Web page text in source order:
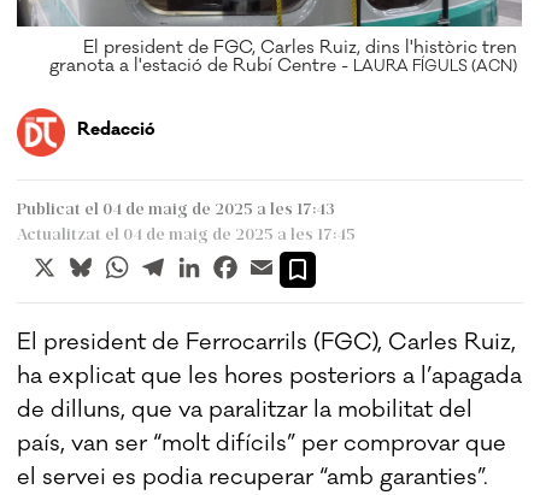
El president de FGC, Carles Ruiz, dins l'històric tren
granota a l'estació de Rubí Centre - LAURA FÍGULS (ACN)
Redacció
Publicat el 04 de maig de 2025 a les 17:43
Actualitzat el 04 de maig de 2025 a les 17:45
X BlueskyWhatsApp
TelegramLinkedInFacebook
Email
El president de Ferrocarrils (FGC), Carles Ruiz,
ha explicat que les hores posteriors a l’apagada
de dilluns, que va paralitzar la mobilitat del
país, van ser “molt difícils” per comprovar que
el servei es podia recuperar “amb garanties”.